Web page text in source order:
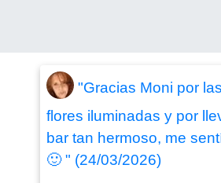
"Gracias Moni por
flores iluminadas y por
bar tan hermoso, me
🙂 " (24/03/2026)